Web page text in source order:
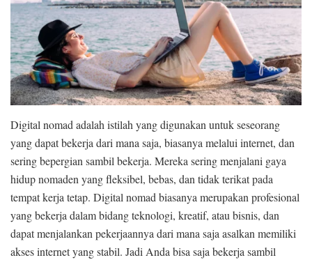
Digital nomad adalah istilah yang digunakan untuk seseorang
yang dapat bekerja dari mana saja, biasanya melalui internet, dan
sering bepergian sambil bekerja. Mereka sering menjalani gaya
hidup nomaden yang fleksibel, bebas, dan tidak terikat pada
tempat kerja tetap. Digital nomad biasanya merupakan profesional
yang bekerja dalam bidang teknologi, kreatif, atau bisnis, dan
dapat menjalankan pekerjaannya dari mana saja asalkan memiliki
akses internet yang stabil. Jadi Anda bisa saja bekerja sambil